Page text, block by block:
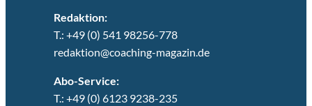
Redaktion:
T.: +49 (0) 541 98256-778
redaktion@coaching-magazin.de
Abo-Service:
T.: +49 (0) 6123 9238-235